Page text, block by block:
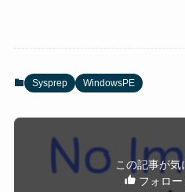
Sysprep WindowsPE
この記事が気
フォロ